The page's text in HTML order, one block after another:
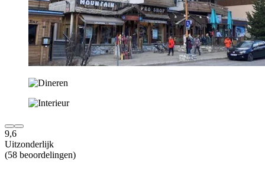
9,6
Uitzonderlijk
(58 beoordelingen)